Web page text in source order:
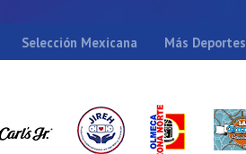
Selección Mexicana Más Deportes